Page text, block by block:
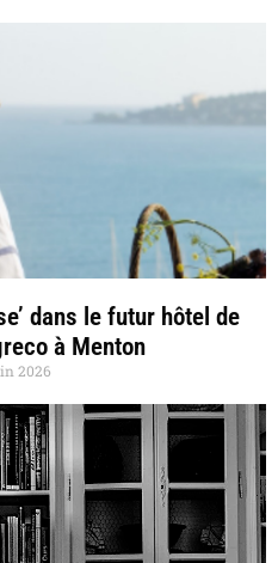
dans le futur hôtel de
à Menton
2026